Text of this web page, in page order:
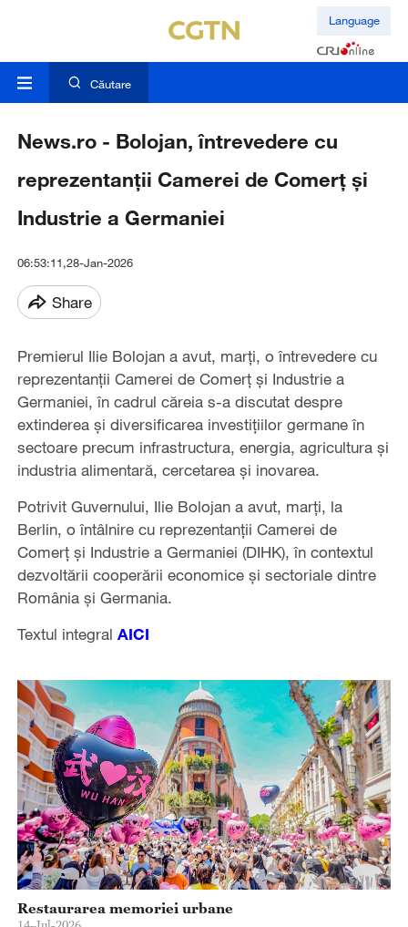
Language
Căutare
News.ro - Bolojan, întrevedere cu
reprezentanţii Camerei de Comerţ şi
Industrie a Germaniei
06:53:11,28-Jan-2026
Share
Premierul Ilie Bolojan a avut, marţi, o întrevedere cu
reprezentanţii Camerei de Comerţ şi Industrie a
Germaniei, în cadrul căreia s-a discutat despre
extinderea şi diversificarea investiţiilor germane în
sectoare precum infrastructura, energia, agricultura şi
industria alimentară, cercetarea şi inovarea.
Potrivit Guvernului, Ilie Bolojan a avut, marţi, la
Berlin, o întâlnire cu reprezentanţii Camerei de
Comerţ şi Industrie a Germaniei (DIHK), în contextul
dezvoltării cooperării economice şi sectoriale dintre
România şi Germania.
Textul integral AICI
Restaurarea memoriei urbane